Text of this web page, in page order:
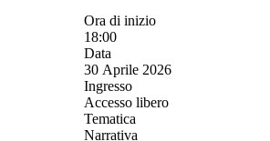
Ora di inizio
18:00
Data
30 Aprile 2026
Ingresso
Accesso libero
Tematica
Narrativa